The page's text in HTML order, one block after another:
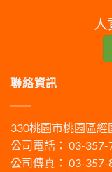
人
聯絡資訊
330桃園市桃園區經
公司電話： 03-357-
公司傳真： 03-357-